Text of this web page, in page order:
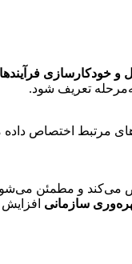
و خودکارسازی
تعریف شود.
اختصاص داده
می‌کند و مطمئن
سازمانی افزایش